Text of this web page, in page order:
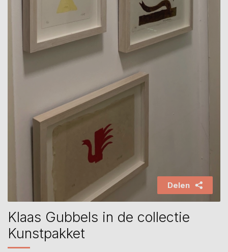
Delen
Klaas Gubbels in de collectie
Kunstpakket